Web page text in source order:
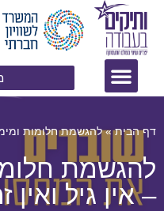
דף הבית»להגשמת חלומות
להגשמת
– אין גיל ואין